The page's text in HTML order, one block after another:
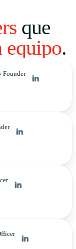
que
equipo.
Founder